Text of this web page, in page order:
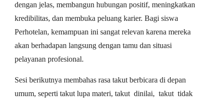
dengan jelas, membangun hubungan positif, meningkatkan
kredibilitas, dan membuka peluang karier. Bagi siswa
Perhotelan, kemampuan ini sangat relevan karena mereka
akan berhadapan langsung dengan tamu dan situasi
pelayanan profesional.
Sesi berikutnya membahas rasa takut berbicara di depan
umum, seperti takut lupa materi, takut dinilai, takut tidak